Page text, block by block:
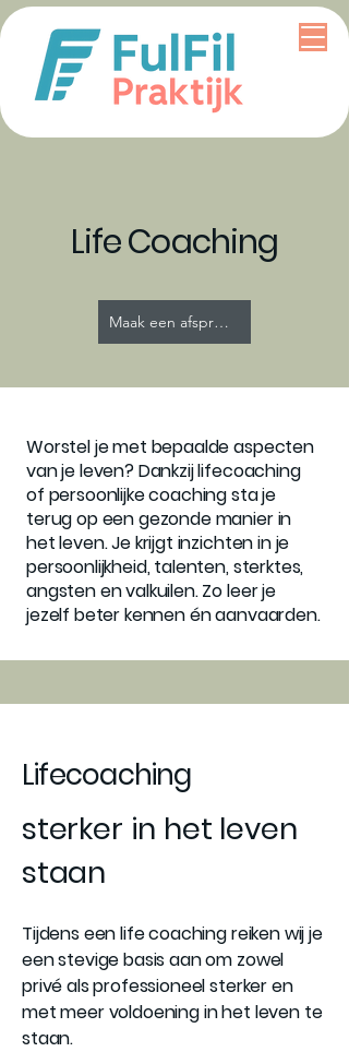
Life Coaching
Maak een afspraak
Worstel je met bepaalde aspecten
van je leven? Dankzij lifecoaching
of persoonlijke coaching sta je
terug op een gezonde manier in
het leven. Je krijgt inzichten in je
persoonlijkheid, talenten, sterktes,
angsten en valkuilen. Zo leer je
jezelf beter kennen én aanvaarden.
Lifecoaching
sterker in het leven
staan
Tijdens een life coaching reiken wij je
een stevige basis aan om zowel
privé als professioneel sterker en
met meer voldoening in het leven te
staan.